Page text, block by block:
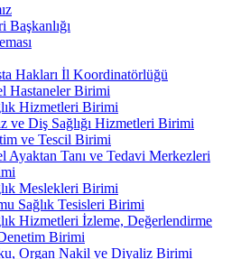
Başkanlığı
Hakları İl Koordinatörlüğü
Hastaneler Birimi
Hizmetleri Birimi
ve Diş Sağlığı Hizmetleri Birimi
ve Tescil Birimi
Ayaktan Tanı ve Tedavi Merkezleri
Meslekleri Birimi
Sağlık Tesisleri Birimi
Hizmetleri İzleme, Değerlendirme
Birimi
Organ Nakil ve Diyaliz Birimi